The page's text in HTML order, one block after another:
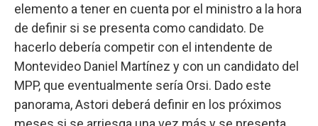
elemento a tener en cuenta por el ministro a la hora
de definir si se presenta como candidato. De
hacerlo debería competir con el intendente de
Montevideo Daniel Martínez y con un candidato del
MPP, que eventualmente sería Orsi. Dado este
panorama, Astori deberá definir en los próximos